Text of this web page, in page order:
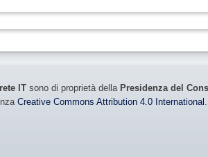
rete IT sono di proprietà della Presidenza del
Creative Commons Attribution 4.0 International .